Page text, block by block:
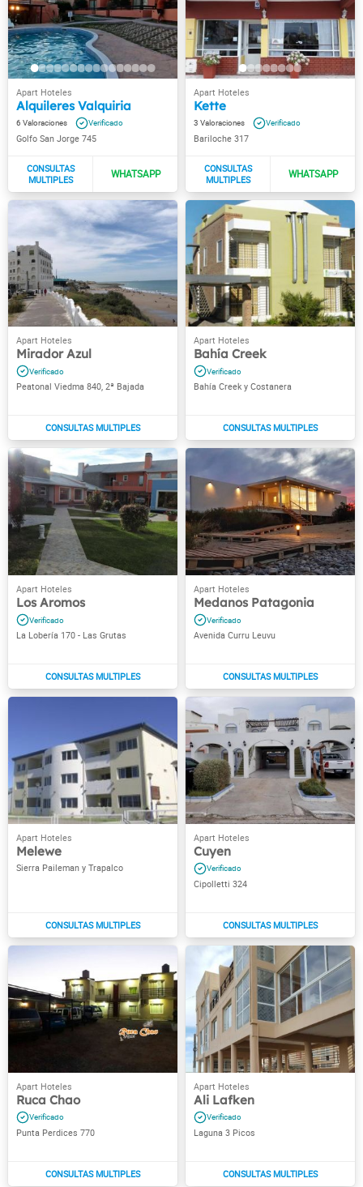
Alquileres Valquiria
6
Golfo San Jorge 745
Kette
3
Bariloche 317
Mirador Azul
Peatonal Viedma 840, 2ª Bajada
Bahía Creek
Bahía Creek y Costanera
Los Aromos
La Lobería 170 - Las Grutas
Medanos Patagonia
Avenida Curru Leuvu
Melewe
Sierra Paileman y Trapalco
Cuyen
Cipolletti 324
Ruca Chao
Punta Perdices 770
Ali Lafken
Laguna 3 Picos